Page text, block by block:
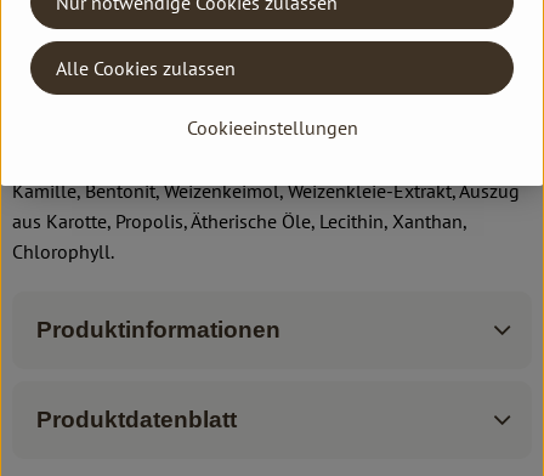
neigenden und unreinen Haut morgens dünn unter Ihrer
Tagespflege anwenden."
Wasser, Auszug aus Quittensamen, Alkohol, pflanzliches
Glycerin, Auszug aus Wundklee, Aprikosenkernöl, Jojobaöl,
Kamille, Bentonit, Weizenkeimöl, Weizenkleie-Extrakt, Auszug
aus Karotte, Propolis, Ätherische Öle, Lecithin, Xanthan,
Chlorophyll.
Produktinformationen
Produktdatenblatt
Cookieeinstellungen
Alle Cookies zulassen